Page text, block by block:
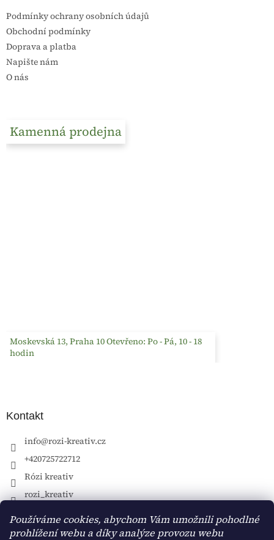
Používáme cookies, abychom Vám umožnili pohodlné
prohlížení webu a díky analýze provozu webu
Podmínky ochrany osobních údajů
Obchodní podmínky
Doprava a platba
Napište nám
O nás
Kamenná prodejna
Moskevská 13, Praha 10 Otevřeno: Po - Pá, 10 - 18
hodin
Kontakt
info@rozi-kreativ.cz
+420725722712
Rózi kreativ
rozi_kreativ